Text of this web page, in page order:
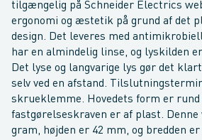
tilgængelig på Schneider Electrics
ergonomi og æstetik på grund af det
design. Det leveres med
har en almindelig linse, og lyskilden
Det lyse og langvarige lys gør det
selv ved en afstand.
skrueklemme. Hovedets form er rund
fastgørelseskraven er af plast. Denne
gram, højden er 42 mm, og bredden